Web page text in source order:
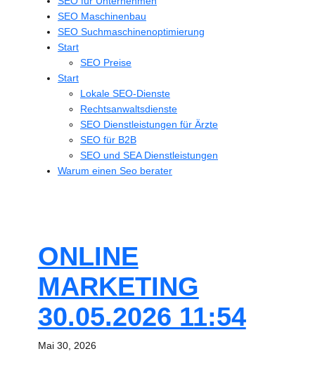
SEO Maschinenbau
SEO Suchmaschinenoptimierung
Start
SEO Preise
Start
Lokale SEO-Dienste
Rechtsanwaltsdienste
SEO Dienstleistungen für Ärzte
SEO für B2B
SEO und SEA Dienstleistungen
Warum einen Seo berater
ONLINE
MARKETING
30.05.2026 11:54
Mai 30, 2026